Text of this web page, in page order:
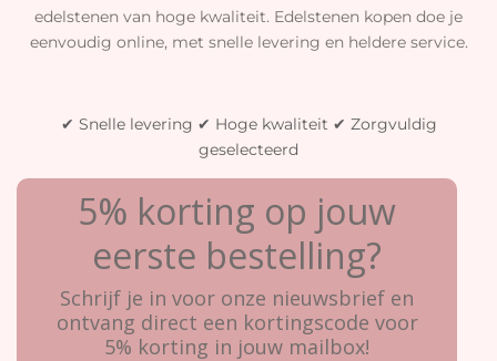
edelstenen van hoge kwaliteit. Edelstenen kopen doe je
eenvoudig online, met snelle levering en heldere service.
✔ Snelle levering ✔ Hoge kwaliteit ✔ Zorgvuldig
geselecteerd
5% korting op jouw
eerste bestelling?
Schrijf je in voor onze nieuwsbrief en
ontvang direct een kortingscode voor
5% korting in jouw mailbox!